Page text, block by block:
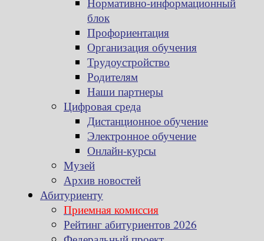
блок
Профориентация
Организация обучения
Трудоустройство
Родителям
Наши партнеры
Цифровая среда
Дистанционное обучение
Электронное обучение
Онлайн-курсы
Музей
Архив новостей
Абитуриенту
Приемная комиссия
Рейтинг абитуриентов 2026